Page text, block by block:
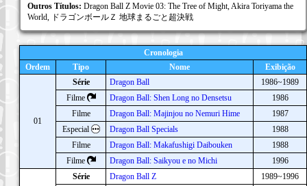
Outros Títulos: Dragon Ball Z Movie 03: The Tree of Might, Akira Toriyama the
World, ドラゴンボールＺ 地球まるごと超決戦
Cronologia
Ordem
Tipo Nome Exibição
01
Série Dragon Ball
1986~1989
Filme
Dragon Ball: Shen Long no Densetsu
1986
Filme
Dragon Ball: Majinjou no Nemuri Hime
1987
Especial
Dragon Ball Specials
1988
Filme
Dragon Ball: Makafushigi Daibouken
1988
Filme
Dragon Ball: Saikyou e no Michi 1996
Série Dragon Ball Z
1989~1996